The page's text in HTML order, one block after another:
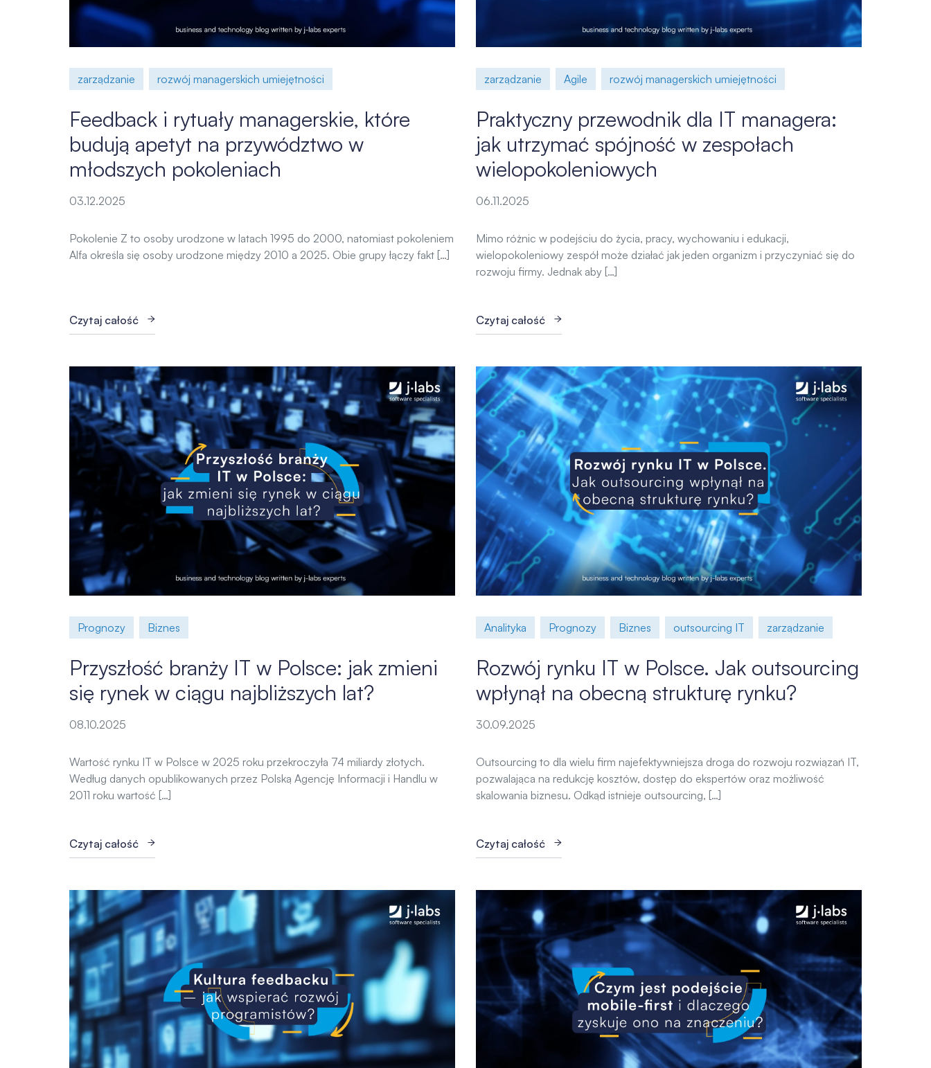
zarządzanie rozwój managerskich umiejętności
Feedback i rytuały managerskie, które
budują apetyt na przywództwo w
młodszych pokoleniach
03.12.2025
Pokolenie Z to osoby urodzone w latach 1995 do 2000, natomiast pokoleniem
Alfa określa się osoby urodzone między 2010 a 2025. Obie grupy łączy fakt […]
Czytaj całość
zarządzanie Agile rozwój managerskich umiejętności
Praktyczny przewodnik dla IT managera:
jak utrzymać spójność w zespołach
wielopokoleniowych
06.11.2025
Mimo różnic w podejściu do życia, pracy, wychowaniu i edukacji,
wielopokoleniowy zespół może działać jak jeden organizm i przyczyniać się do
rozwoju firmy. Jednak aby […]
Czytaj całość
Prognozy Biznes
Przyszłość branży IT w Polsce: jak zmieni
się rynek w ciągu najbliższych lat?
08.10.2025
Wartość rynku IT w Polsce w 2025 roku przekroczyła 74 miliardy złotych.
Według danych opublikowanych przez Polską Agencję Informacji i Handlu w
2011 roku wartość […]
Czytaj całość
Analityka Prognozy Biznes outsourcing IT zarządzanie
Rozwój rynku IT w Polsce. Jak outsourcing
wpłynął na obecną strukturę rynku?
30.09.2025
Outsourcing to dla wielu firm najefektywniejsza droga do rozwoju rozwiązań IT,
pozwalająca na redukcję kosztów, dostęp do ekspertów oraz możliwość
skalowania biznesu. Odkąd istnieje outsourcing, […]
Czytaj całość